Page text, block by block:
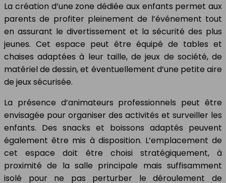
La création d’une zone dédiée aux enfants permet aux
parents de profiter pleinement de l’événement tout
en assurant le divertissement et la sécurité des plus
jeunes. Cet espace peut être équipé de tables et
chaises adaptées à leur taille, de jeux de société, de
matériel de dessin, et éventuellement d’une petite aire
de jeux sécurisée.
La présence d’animateurs professionnels peut être
envisagée pour organiser des activités et surveiller les
enfants. Des snacks et boissons adaptés peuvent
également être mis à disposition. L’emplacement de
cet espace doit être choisi stratégiquement, à
proximité de la salle principale mais suffisamment
isolé pour ne pas perturber le déroulement de